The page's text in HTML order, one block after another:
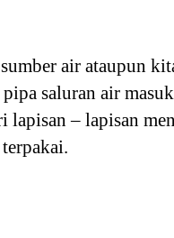
air ataupun
saluran air
– lapisan